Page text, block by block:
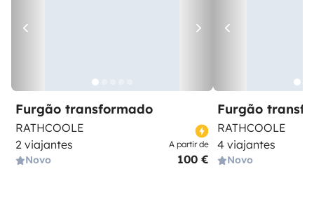
Furgão transformado
RATHCOOLE
2 viajantes
Novo
A partir de
100 €
Furgão
RATHCOOLE
4 viajantes
Novo